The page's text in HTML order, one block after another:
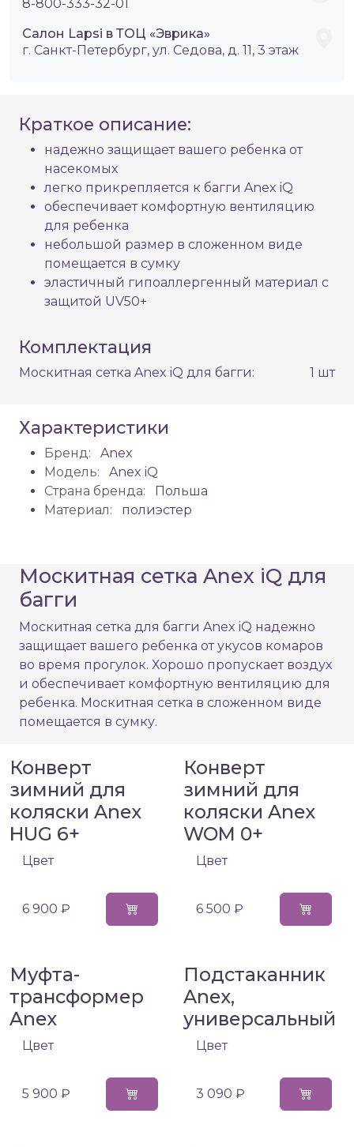
8-800-333-32-01
Салон Lapsi в ТОЦ «Эврика»
г. Санкт-Петербург, ул. Седова, д. 11, 3 этаж
Краткое описание:
надежно защищает вашего ребенка от
насекомых
легко прикрепляется к багги Anex iQ
обеспечивает комфортную вентиляцию
для ребенка
небольшой размер в сложенном виде
помещается в сумку
эластичный гипоаллергенный материал с
защитой UV50+
Комплектация
Москитная сетка Anex iQ для багги: 1 шт
Характеристики
Бренд:
Anex
Модель:
Anex iQ
Страна бренда:
Польша
Материал:
полиэстер
Москитная сетка Anex iQ для
багги
Москитная сетка для багги Anex iQ надежно
защищает вашего ребенка от укусов комаров
во время прогулок. Хорошо пропускает воздух
и обеспечивает комфортную вентиляцию для
ребенка. Москитная сетка в сложенном виде
помещается в сумку.
Конверт
зимний для
коляски Anex
HUG 6+
Цвет
6 900 ₽
Конверт
зимний для
коляски Anex
WOM 0+
Цвет
6 500 ₽
Муфта-
трансформер
Anex
Цвет
5 900 ₽
Подстаканник
Anex,
универсальный
Цвет
3 090 ₽